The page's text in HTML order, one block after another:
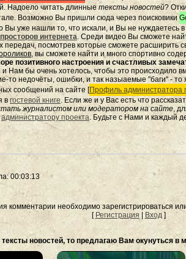
Надоело читать длинные тексты новостей?
Возможно Вы пришли сюда через поисковики
Вы уже нашли то, что искали, и Вы не нуждаетесь
интернета. Среди видео Вы сможете
передач, посмотрев которые сможете расширить
, вы сможете найти и много спортивно
позитивного настроения и счастливых
и Нам бы очень хотелось, чтобы это происходило
то недочёты, ошибки, и так назыаемые "баги" - то
сообщений на сайте [Профиль администратора
в гостевой книге. Если же и у Вас есть что
журналистом или модератором на сайте,
администратору проекта. Будьте с Нами и каждый
: 00:03:13
комментарии необходимо зарегистрироваться
[ Регистрация Вход]
новостей, то предлагаю Вам окунуться в